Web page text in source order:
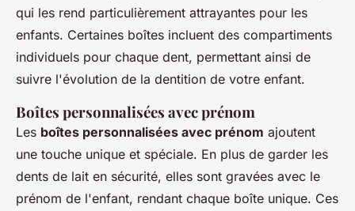
qui les rend particulièrement attrayantes pour les
enfants. Certaines boîtes incluent des compartiments
individuels pour chaque dent, permettant ainsi de
suivre l'évolution de la dentition de votre enfant.
Boîtes personnalisées avec prénom
Les boîtes personnalisées avec prénom ajoutent
une touche unique et spéciale. En plus de garder les
dents de lait en sécurité, elles sont gravées avec le
prénom de l'enfant, rendant chaque boîte unique. Ces